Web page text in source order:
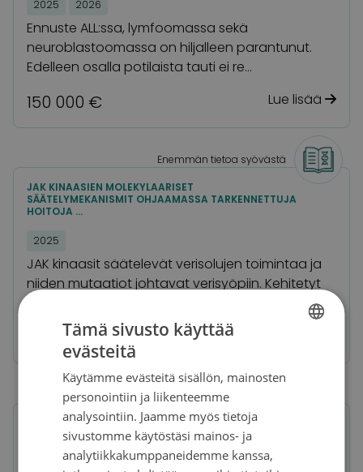
2025 2026
Ennuste ALL:ssa, lymfoomassa sekä
neuroblastoomassa on hiljalleen parantunut.
Edelleen osalla potilaista tauti ei re…
150 000 € Lue lisää
Enemmän tietoa syövästä
JAK KINAASIEN MOLEKYLAARISET
SÄÄTELYMEKANISMIT OHJAAMASSA TARKENNETTUJA
HOITOJA …
2025
JAK kinaasit säätelevät verisolujen toimintaa ja
niiden mutaatiot johtavat verisyöpiin. Kehitetyt
50 000 €
Parempi syövän hoito
Huonoennusteisten verisyöpien hoitomenetelmien
kehitys
SWEDISH
Tämä sivusto käyttää
evästeitä
Käytämme evästeitä sisällön, mainosten
personointiin ja liikenteemme
analysointiin. Jaamme myös tietoja
sivustomme käytöstäsi mainos- ja
analytiikkakumppaneidemme kanssa,